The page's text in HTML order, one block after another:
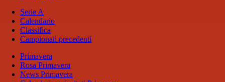
Serie A
Calendario
Classifica
Campionati precedenti
Primavera
Rosa Primavera
News Primavera